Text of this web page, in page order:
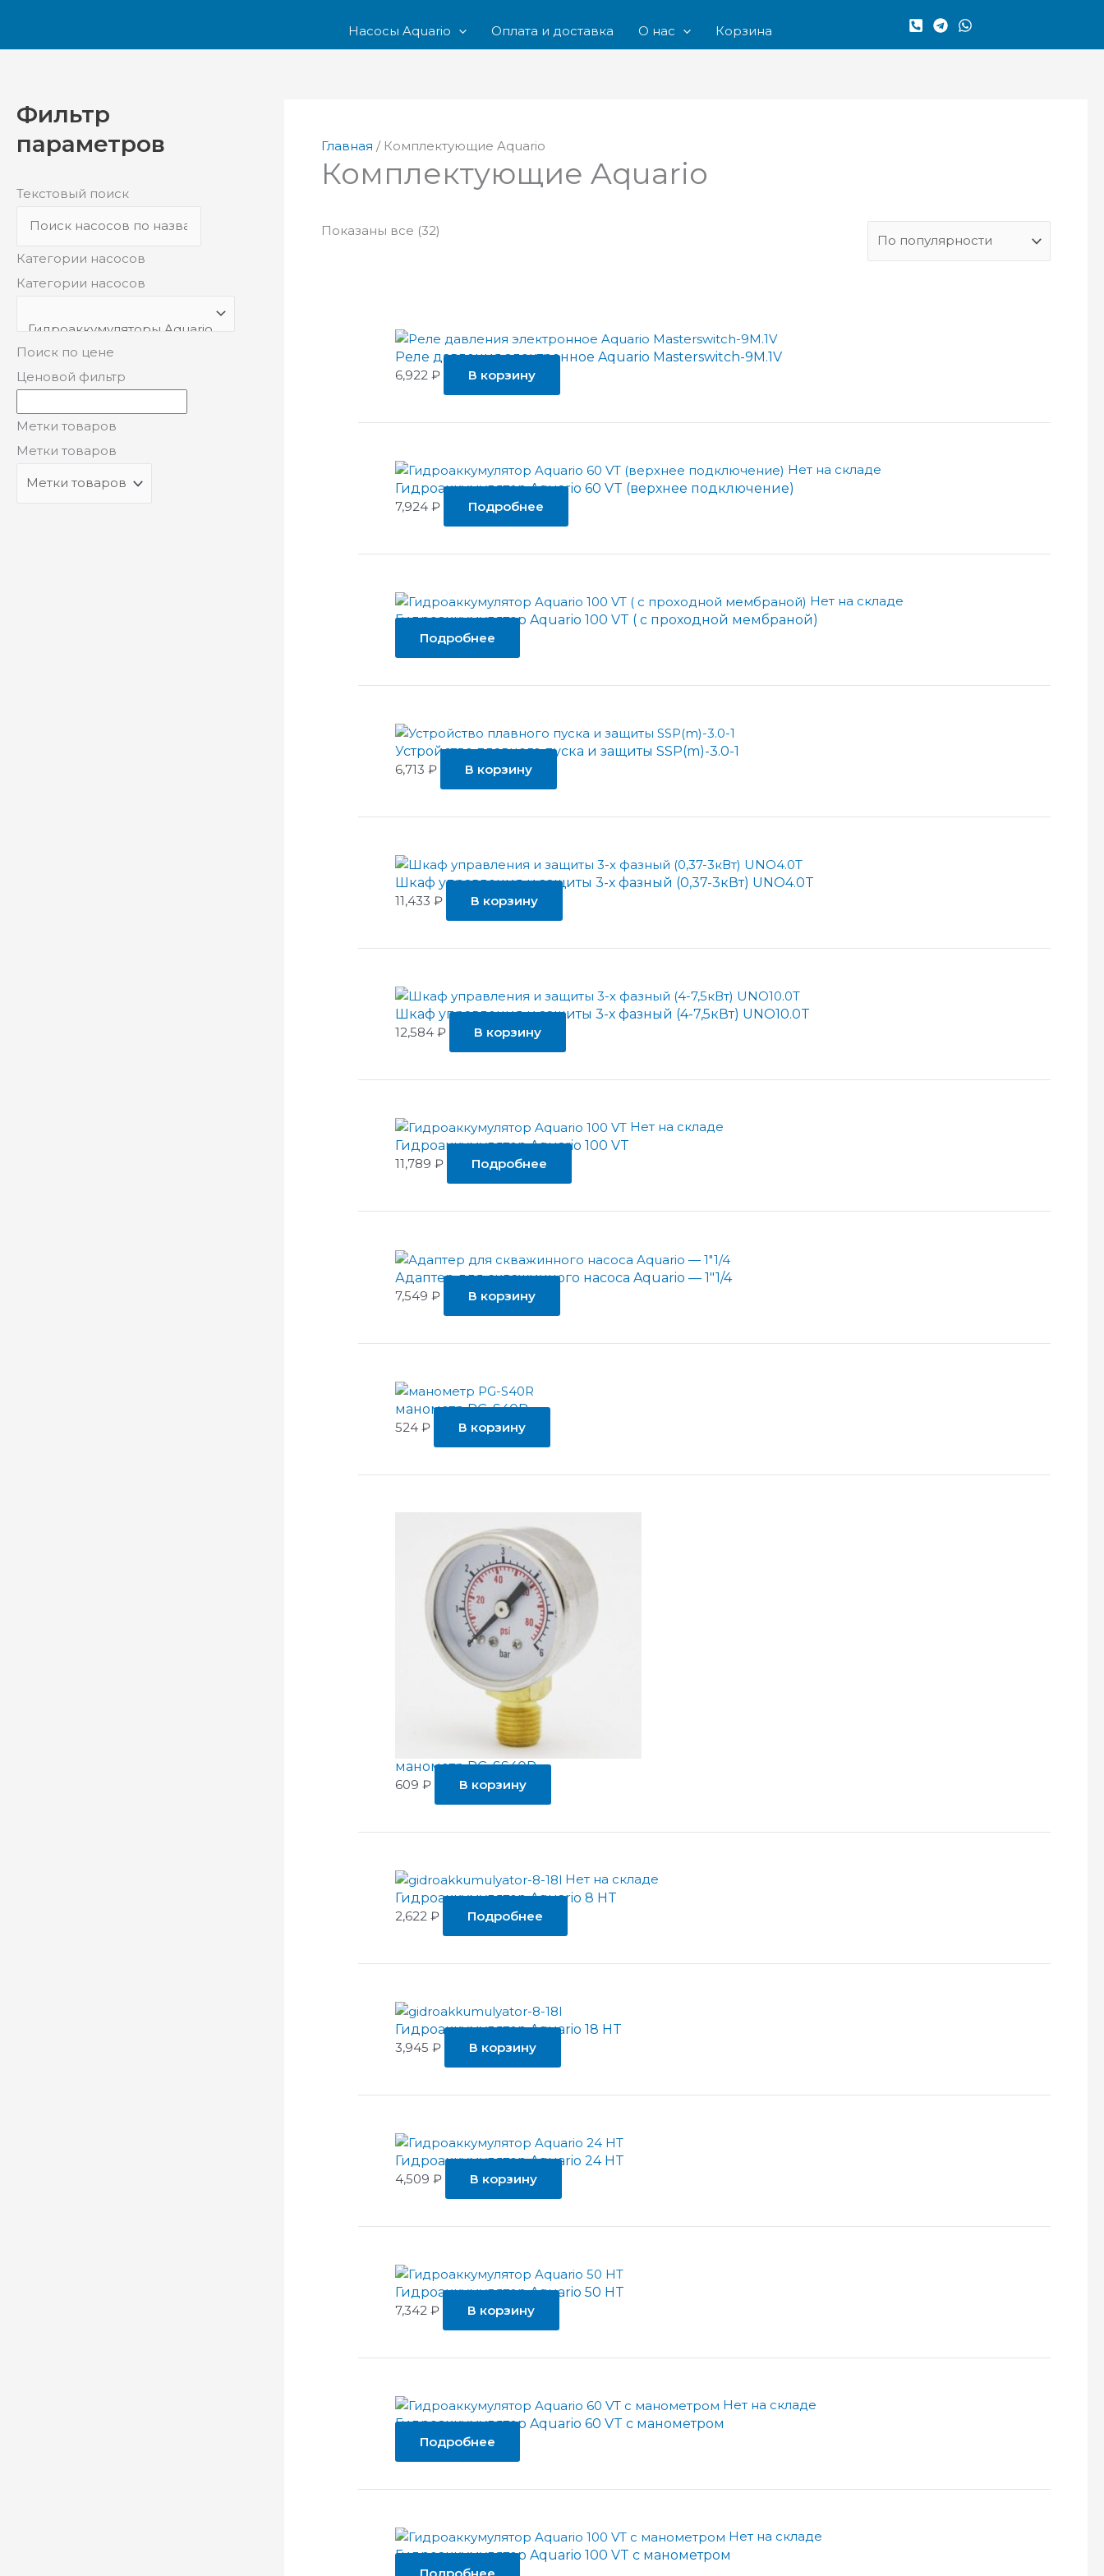
содержимому
Насосы Aquario Оплата и доставка О нас Корзина
Фильтр
параметров
Текстовый поиск
Категории насосов
Категории насосов
Поиск по цене
Ценовой фильтр
Метки товаров
Метки товаров
Главная / Комплектующие Aquario
Комплектующие Aquario
Показаны все (32)
по
рейтингу
Реле давления электронное Aquario Masterswitch-9M.1V
6,922 ₽ В корзину
Нет на складе
Гидроаккумулятор Aquario 60 VT (верхнее подключение)
7,924 ₽ Подробнее
Нет на складе
Гидроаккумулятор Aquario 100 VT ( с проходной мембраной)
Подробнее
Устройство плавного пуска и защиты SSP(m)-3.0-1
6,713 ₽ В корзину
Шкаф управления и защиты 3-х фазный (0,37-3кВт) UNO4.0T
11,433 ₽ В корзину
Шкаф управления и защиты 3-х фазный (4-7,5кВт) UNO10.0T
12,584 ₽ В корзину
Нет на складе
Гидроаккумулятор Aquario 100 VT
11,789 ₽ Подробнее
Адаптер для скважинного насоса Aquario — 1″1/4
7,549 ₽ В корзину
манометр PG-S40R
524 ₽ В корзину
манометр PG-SS40R
609 ₽ В корзину
Нет на складе
Гидроаккумулятор Aquario 8 HT
2,622 ₽ Подробнее
Гидроаккумулятор Aquario 18 HT
3,945 ₽ В корзину
Гидроаккумулятор Aquario 24 HT
4,509 ₽ В корзину
Гидроаккумулятор Aquario 50 HT
7,342 ₽ В корзину
Нет на складе
Гидроаккумулятор Aquario 60 VT с манометром
Подробнее
Нет на складе
Гидроаккумулятор Aquario 100 VT с манометром